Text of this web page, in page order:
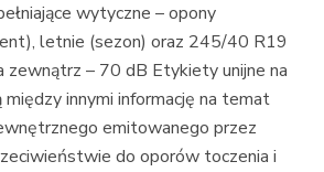
wytyczne – opony
letnie (sezon) oraz 245/40 R19
zewnątrz – 70 dB Etykiety unijne na
między innymi informację na temat
emitowanego przez
do oporów toczenia i